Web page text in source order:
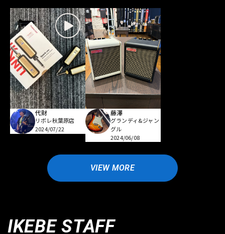
代財
リボレ秋葉原店
2024/07/22
藤澤
グランディ&ジャン
グル
2024/06/08
VIEW MORE
IKEBE STAFF